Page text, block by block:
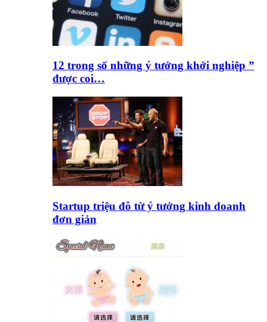
12 trong số những ý tưởng khởi nghiệp ”
được coi…
Startup triệu đô từ ý tưởng kinh doanh
đơn giản